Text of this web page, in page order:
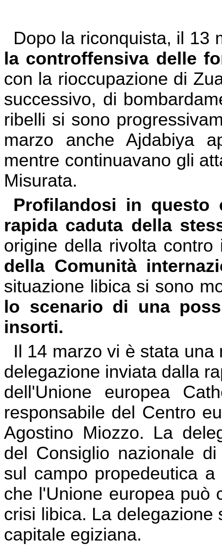
Dopo la riconquista, il 13
la controffensiva delle
con la rioccupazione di
successivo, di
ribelli si sono
marzo anche Ajdabiya
mentre continuavano gli
Misurata.
Profilandosi in
rapida caduta della
origine della rivolta
della Comunità
situazione libica si sono
lo scenario di una
insorti.
Il 14 marzo vi è stata
delegazione inviata dalla
dell'Unione europea
responsabile del Centro
Agostino Miozzo. La
del Consiglio nazionale
sul campo propedeutica
che l'Unione europea può
crisi libica. La
capitale egiziana.